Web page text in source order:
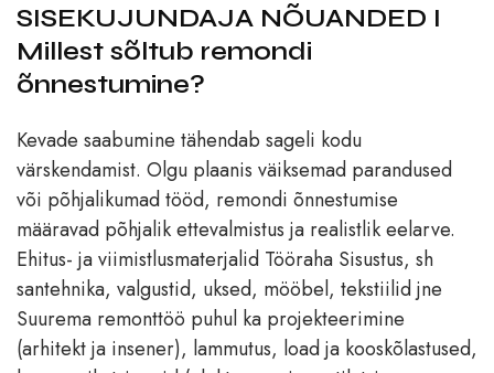
SISEKUJUNDAJA NÕUANDED I
Millest sõltub remondi
õnnestumine?
Kevade saabumine tähendab sageli kodu
värskendamist. Olgu plaanis väiksemad parandused
või põhjalikumad tööd, remondi õnnestumise
määravad põhjalik ettevalmistus ja realistlik eelarve.
Ehitus- ja viimistlusmaterjalid Tööraha Sisustus, sh
santehnika, valgustid, uksed, mööbel, tekstiilid jne
Suurema remonttöö puhul ka projekteerimine
(arhitekt ja insener), lammutus, load ja kooskõlastused,